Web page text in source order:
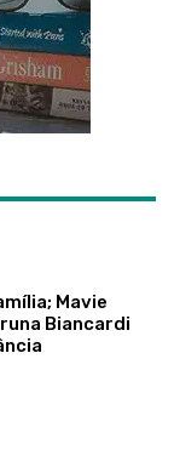
Mavie
Biancardi